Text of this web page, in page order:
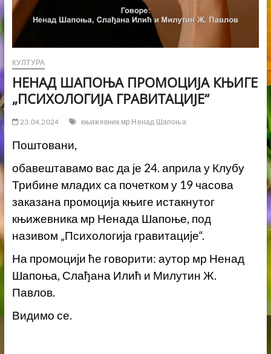
КУЛТУРА
НЕНАД ШАПОЊА ПРОМОЦИЈА КЊИГЕ
„ПСИХОЛОГИЈА ГРАВИТАЦИЈЕ“
23.04.2024 књижевник мр Ненад Шапоња
Поштовани,
обавештавамо вас да је 24. априла у Клубу
Трибине младих са почетком у 19 часова
заказана промоција књиге истакнутог
књижевника мр Ненада Шапоње, под
називом „Психологија гравитације“.
На промоцији ће говорити: аутор мр Ненад
Шапоња, Слађана Илић и Милутин Ж.
Павлов.
Видимо се.